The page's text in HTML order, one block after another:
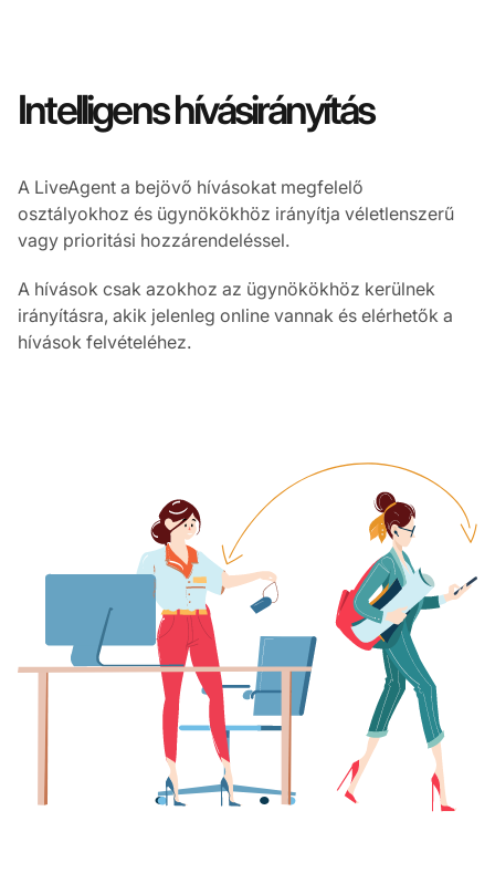
Intelligens hívásirányítás
A LiveAgent a bejövő hívásokat megfelelő
osztályokhoz és ügynökökhöz irányítja véletlenszerű
vagy prioritási hozzárendeléssel.
A hívások csak azokhoz az ügynökökhöz kerülnek
irányításra, akik jelenleg online vannak és elérhetők a
hívások felvételéhez.